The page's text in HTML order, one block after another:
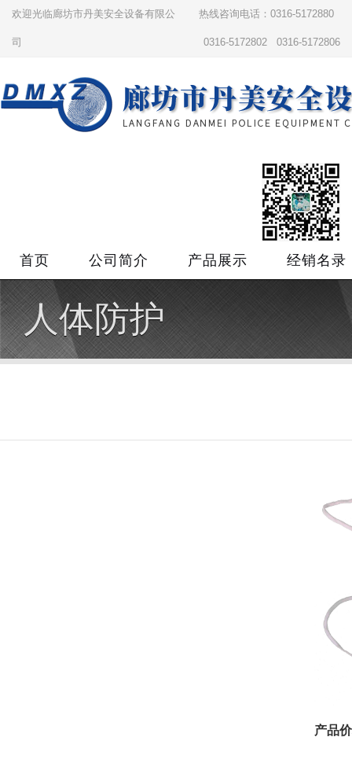
欢迎光临廊坊市丹美安全设备有限公
司
热线咨询电话：0316-5172880
0316-5172802 0316-5172806
首页 公司简介 产品展示 经销名录
人体防护
产品